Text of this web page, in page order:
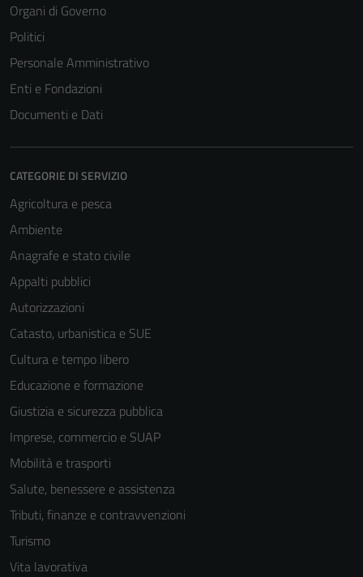
Organi di Governo
Politici
Personale Amministrativo
Enti e Fondazioni
Documenti e Dati
CATEGORIE DI SERVIZIO
Agricoltura e pesca
Ambiente
Anagrafe e stato civile
Appalti pubblici
Autorizzazioni
Catasto, urbanistica e SUE
Cultura e tempo libero
Educazione e formazione
Giustizia e sicurezza pubblica
Imprese, commercio e SUAP
Mobilità e trasporti
Salute, benessere e assistenza
Tributi, finanze e contravvenzioni
Turismo
Vita lavorativa